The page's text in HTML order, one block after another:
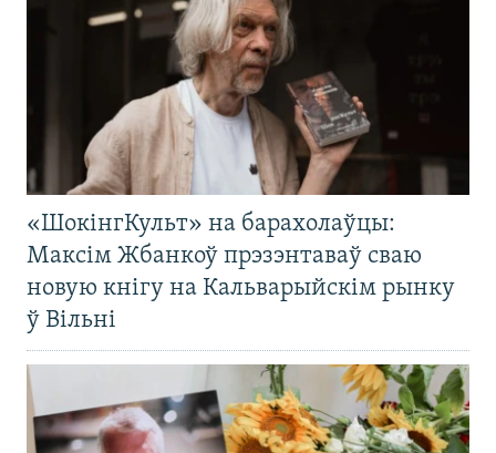
«ШокінгКульт» на барахолаўцы:
Максім Жбанкоў прэзэнтаваў сваю
новую кнігу на Кальварыйскім рынку
ў Вільні